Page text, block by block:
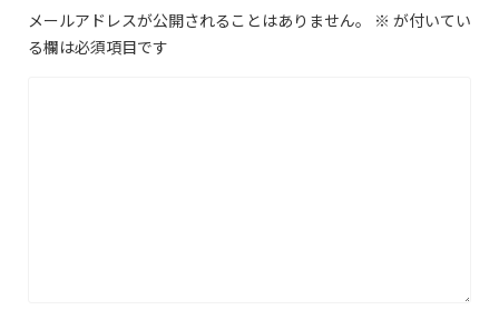
メールアドレスが公開されることはありません。 ※ が付いてい
る欄は必須項目です